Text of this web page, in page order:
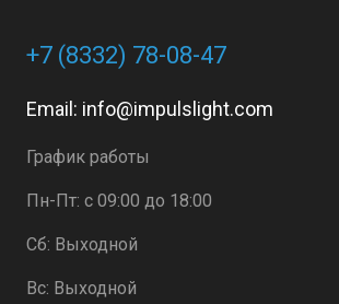
+7 (8332) 78-08-47
Email: info@impulslight.com
График работы
Пн-Пт: с 09:00 до 18:00
Сб: Выходной
Вс: Выходной